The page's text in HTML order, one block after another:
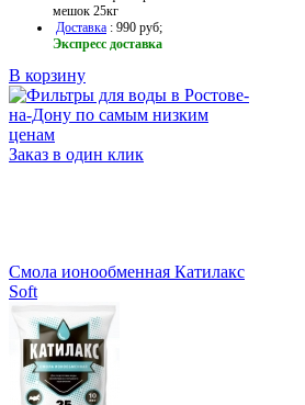
мешок 25кг
Доставка : 990 руб;
Экспресс доставка
В корзину
Заказ в один клик
Смола ионообменная Катилакс
Soft